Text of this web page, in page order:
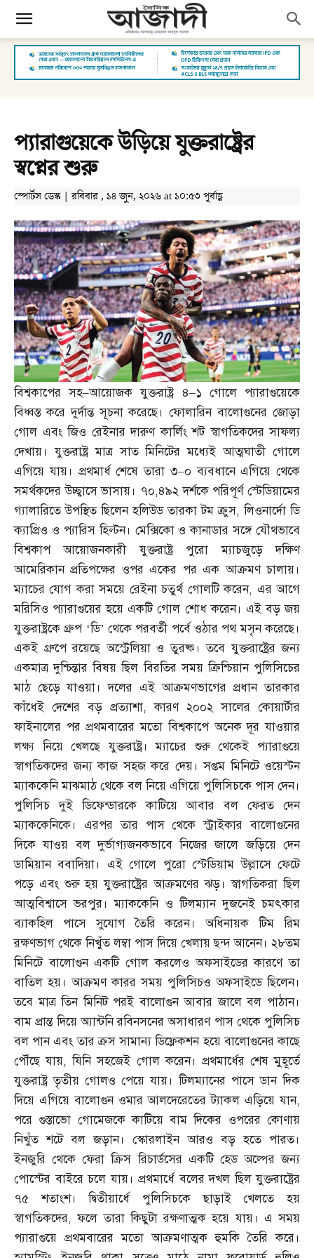
প্যারাগুয়েকে উড়িয়ে যুক্তরাষ্ট্রের
স্বপ্নের শুরু
স্পোর্টস ডেস্ক | রবিবার , ১৪ জুন, ২০২৬ at ১০:৫৩ পূর্বাহ্ণ
বিশ্বকাপের সহ–আয়োজক যুক্তরাষ্ট্র ৪–১ গোলে প্যারাগুয়েকে
বিধ্বস্ত করে দুর্দান্ত সূচনা করেছে। ফোলারিন বালোগুনের জোড়া
গোল এবং জিও রেইনার দারুণ কার্লিং শট স্বাগতিকদের সাফল্য
দেখায়। যুক্তরাষ্ট্র মাত্র সাত মিনিটের মধ্যেই আত্মঘাতী গোলে
এগিয়ে যায়। প্রথমার্ধ শেষে তারা ৩–০ ব্যবধানে এগিয়ে থেকে
সমর্থকদের উচ্ছ্বাসে ভাসায়। ৭০,৪৯২ দর্শকে পরিপূর্ণ স্টেডিয়ামের
গ্যালারিতে উপস্থিত ছিলেন হলিউড তারকা টম ক্রুস,লিওনার্দো ডি
ক্যাপ্রিও ও প্যারিস হিল্টন। মেক্সিকো ও কানাডার সঙ্গে যৌথভাবে
বিশ্বকাপ আয়োজনকারী যুক্তরাষ্ট্র পুরো ম্যাচজুড়ে দক্ষিণ
আমেরিকান প্রতিপক্ষের ওপর একের পর এক আক্রমণ চালায়।
ম্যাচের যোগ করা সময়ে রেইনা চতুর্থ গোলটি করেন, এর আগে
মরিসিও প্যারাগুয়ের হয়ে একটি গোল শোধ করেন। এই বড় জয়
যুক্তরাষ্ট্রকে গ্রুপ ‘ডি’ থেকে পরবর্তী পর্বে ওঠার পথ মসৃন করেছে।
একই গ্রুপে রয়েছে অস্ট্রেলিয়া ও তুরষ্ক। তবে যুক্তরাষ্ট্রের জন্য
একমাত্র দুশ্চিন্তার বিষয় ছিল বিরতির সময় ক্রিশ্চিয়ান পুলিসিচের
মাঠ ছেড়ে যাওয়া। দলের এই আক্রমণভাগের প্রধান তারকার
কাঁধেই দেশের বড় প্রত্যাশা,কারণ ২০০২ সালের কোয়ার্টার
ফাইনালের পর প্রথমবারের মতো বিশ্বকাপে অনেক দূর যাওয়ার
লক্ষ্য নিয়ে খেলছে যুক্তরাষ্ট্র। ম্যাচের শুরু থেকেই প্যারাগুয়ে
স্বাগতিকদের জন্য কাজ সহজ করে দেয়। সপ্তম মিনিটে ওয়েস্টন
ম্যাককেনি মাঝমাঠ থেকে বল নিয়ে এগিয়ে পুলিসিচকে পাস দেন।
পুলিসিচ দুই ডিফেন্ডারকে কাটিয়ে আবার বল ফেরত দেন
ম্যাককেনিকে। এরপর তার পাস থেকে স্ট্রাইকার বালোগুনের
দিকে যাওয় বল দুর্ভাগ্যজনকভাবে নিজের জালে জড়িয়ে দেন
ডামিয়ান ববাদিয়া। এই গোলে পুরো স্টেডিয়াম উল্লাসে ফেটে
পড়ে এবং শুরু হয় যুক্তরাষ্ট্রের আক্রমণের ঝড়। স্বাগতিকরা ছিল
আত্মবিশ্বাসে ভরপুর। ম্যাককেনি ও টিলম্যান দুজনেই চমৎকার
ব্যাকহিল পাসে সুযোগ তৈরি করেন। অধিনায়ক টিম রিম
রক্ষণভাগ থেকে নিখুঁত লম্বা পাস দিয়ে খেলায় ছন্দ আনেন। ২৮তম
মিনিটে বালোগুন একটি গোল করলেও অফসাইডের কারণে তা
বাতিল হয়। আক্রমণ কারর সময় পুলিসিচও অফসাইডে ছিলেন।
তবে মাত্র তিন মিনিট পরই বালোগুন আবার জালে বল পাঠান।
বাম প্রান্ত দিয়ে অ্যান্টনি রবিনসনের অসাধারণ পাস থেকে পুলিসিচ
বল পান এবং তার ক্রস সামান্য ডিফ্লেকশন হয়ে বালোগুনের কাছে
পৌঁছে যায়,যিনি সহজেই গোল করেন। প্রথমার্ধের শেষ মুহূর্তে
যুক্তরাষ্ট্র তৃতীয় গোলও পেয়ে যায়। টিলম্যানের পাসে ডান দিক
দিয়ে এগিয়ে বালোগুন ওমার আলদেরেতের ট্যাকল এড়িয়ে যান,
পরে গুস্তাভো গোমেজকে কাটিয়ে বাম দিকের ওপরের কোণায়
নিখুঁত শটে বল জড়ান। স্কোরলাইন আরও বড় হতে পারত।
ইনজুরি থেকে ফেরা ক্রিস রিচার্ডসের একটি হেড অল্পের জন্য
পোস্টের বাইরে চলে যায়। প্রথমার্ধে বলের দখল ছিল যুক্তরাষ্ট্রের
৭৫ শতাংশ। দ্বিতীয়ার্ধে পুলিসিচকে ছাড়াই খেলতে হয়
স্বাগতিকদের,ফলে তারা কিছুটা রক্ষণাত্মক হয়ে যায়। এ সময়
প্যারাগুয়ে প্রথমবারের মতো আক্রমণাত্মক হুমকি তৈরি করে।